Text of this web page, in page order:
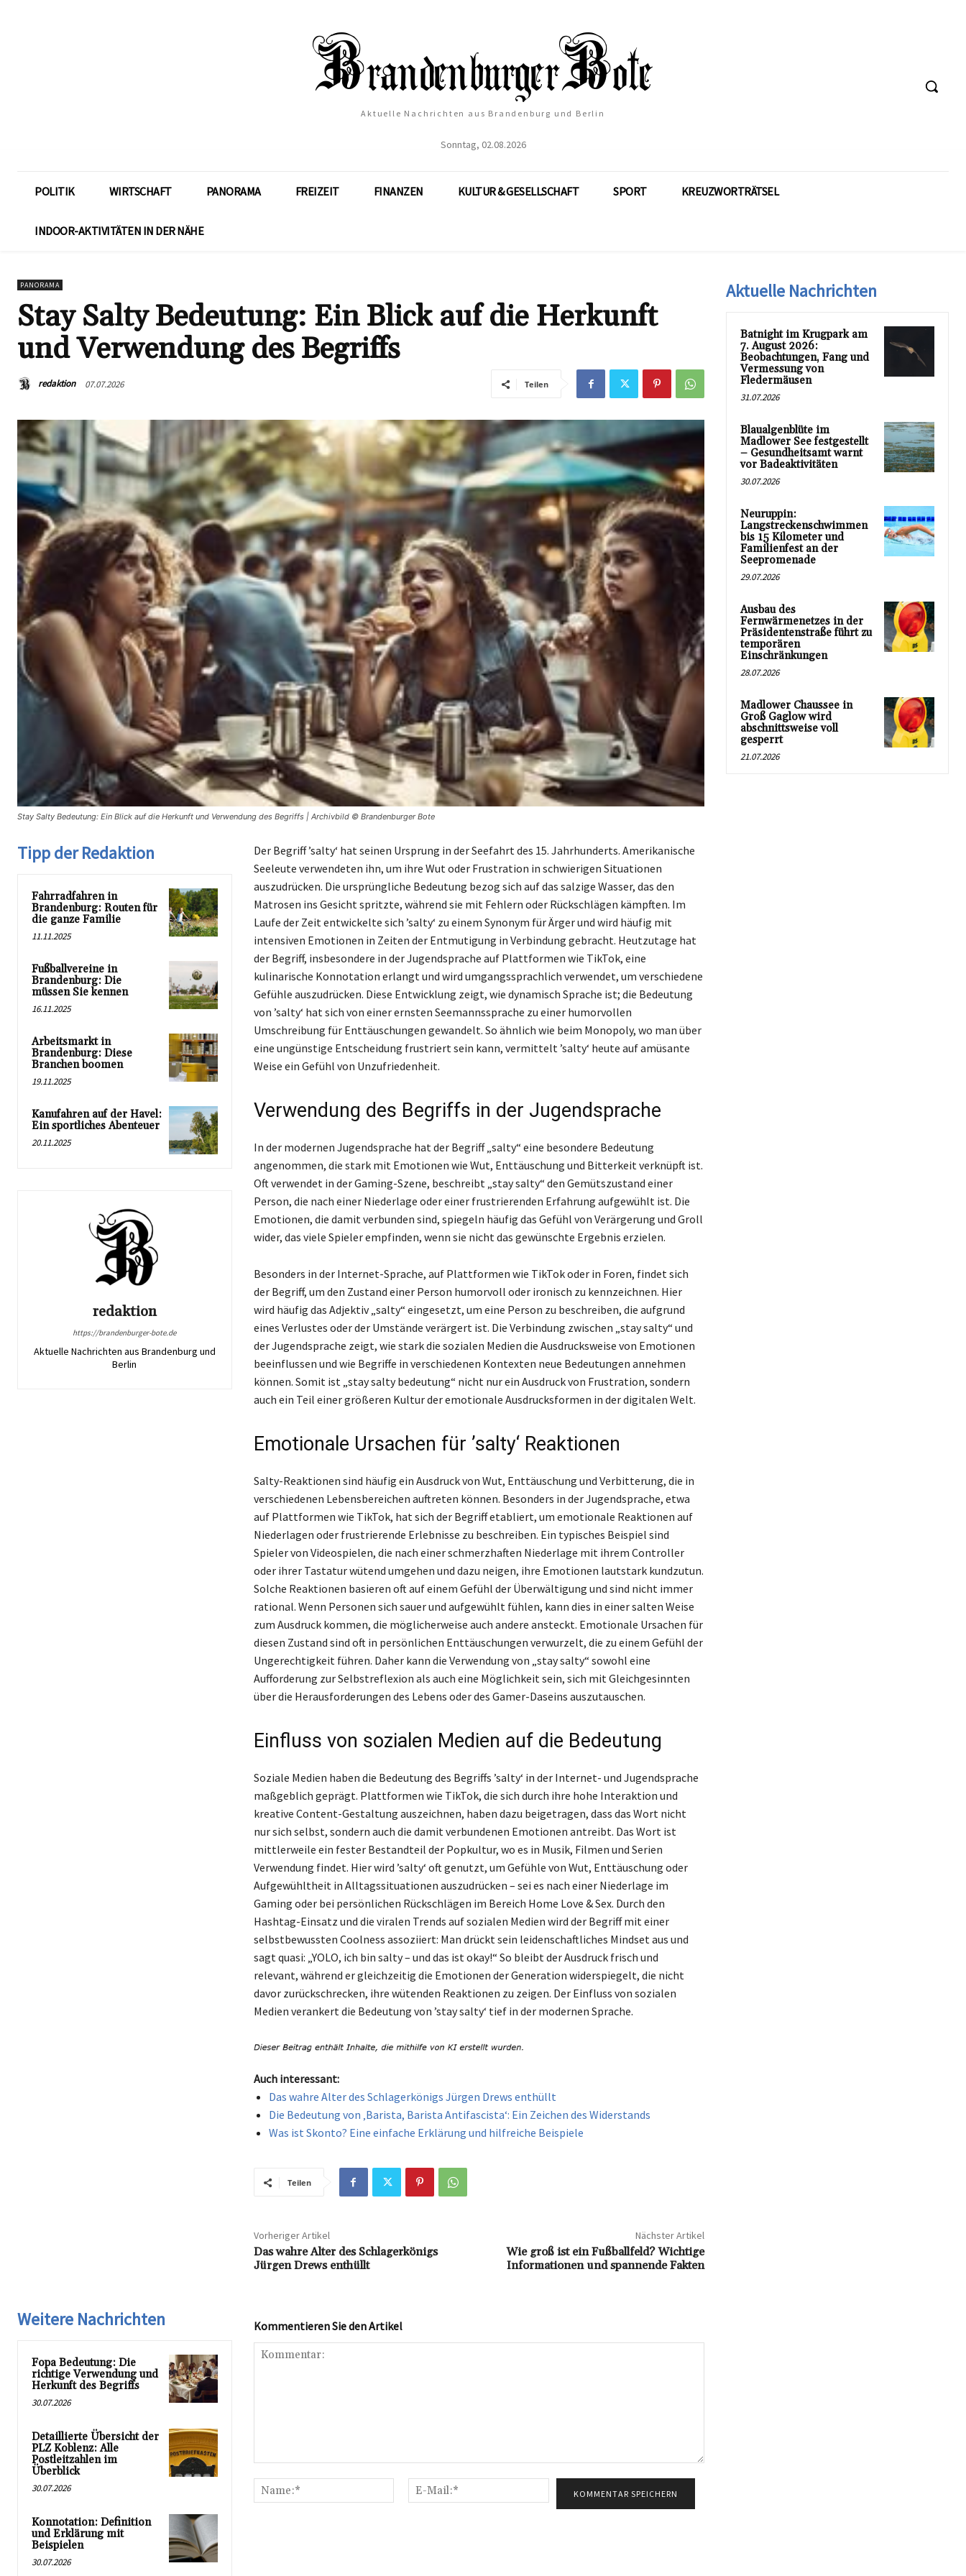
Aktuelle Nachrichten aus Brandenburg und Berlin
Sonntag, 02.08.2026
POLITIK WIRTSCHAFT PANORAMA FREIZEIT FINANZEN KULTUR & GESELLSCHAFT SPORT KREUZWORTRÄTSEL
INDOOR-AKTIVITÄTEN IN DER NÄHE
PANORAMA
Stay Salty Bedeutung: Ein Blick auf die Herkunft
und Verwendung des Begriffs
redaktion 07.07.2026 Teilen
Stay Salty Bedeutung: Ein Blick auf die Herkunft und Verwendung des Begriffs | Archivbild © Brandenburger Bote
Tipp der Redaktion
Fahrradfahren in
Brandenburg: Routen für
die ganze Familie
11.11.2025
Fußballvereine in
Brandenburg: Die
müssen Sie kennen
16.11.2025
Arbeitsmarkt in
Brandenburg: Diese
Branchen boomen
19.11.2025
Kanufahren auf der Havel:
Ein sportliches Abenteuer
20.11.2025
redaktion
https://brandenburger-bote.de
Aktuelle Nachrichten aus Brandenburg und
Berlin
Der Begriff ’salty‘ hat seinen Ursprung in der Seefahrt des 15. Jahrhunderts. Amerikanische
Seeleute verwendeten ihn, um ihre Wut oder Frustration in schwierigen Situationen
auszudrücken. Die ursprüngliche Bedeutung bezog sich auf das salzige Wasser, das den
Matrosen ins Gesicht spritzte, während sie mit Fehlern oder Rückschlägen kämpften. Im
Laufe der Zeit entwickelte sich ’salty‘ zu einem Synonym für Ärger und wird häufig mit
intensiven Emotionen in Zeiten der Entmutigung in Verbindung gebracht. Heutzutage hat
der Begriff, insbesondere in der Jugendsprache auf Plattformen wie TikTok, eine
kulinarische Konnotation erlangt und wird umgangssprachlich verwendet, um verschiedene
Gefühle auszudrücken. Diese Entwicklung zeigt, wie dynamisch Sprache ist; die Bedeutung
von ’salty‘ hat sich von einer ernsten Seemannssprache zu einer humorvollen
Umschreibung für Enttäuschungen gewandelt. So ähnlich wie beim Monopoly, wo man über
eine ungünstige Entscheidung frustriert sein kann, vermittelt ’salty‘ heute auf amüsante
Weise ein Gefühl von Unzufriedenheit.
Verwendung des Begriffs in der Jugendsprache
In der modernen Jugendsprache hat der Begriff „salty“ eine besondere Bedeutung
angenommen, die stark mit Emotionen wie Wut, Enttäuschung und Bitterkeit verknüpft ist.
Oft verwendet in der Gaming-Szene, beschreibt „stay salty“ den Gemütszustand einer
Person, die nach einer Niederlage oder einer frustrierenden Erfahrung aufgewühlt ist. Die
Emotionen, die damit verbunden sind, spiegeln häufig das Gefühl von Verärgerung und Groll
wider, das viele Spieler empfinden, wenn sie nicht das gewünschte Ergebnis erzielen.
Besonders in der Internet-Sprache, auf Plattformen wie TikTok oder in Foren, findet sich
der Begriff, um den Zustand einer Person humorvoll oder ironisch zu kennzeichnen. Hier
wird häufig das Adjektiv „salty“ eingesetzt, um eine Person zu beschreiben, die aufgrund
eines Verlustes oder der Umstände verärgert ist. Die Verbindung zwischen „stay salty“ und
der Jugendsprache zeigt, wie stark die sozialen Medien die Ausdrucksweise von Emotionen
beeinflussen und wie Begriffe in verschiedenen Kontexten neue Bedeutungen annehmen
können. Somit ist „stay salty bedeutung“ nicht nur ein Ausdruck von Frustration, sondern
auch ein Teil einer größeren Kultur der emotionale Ausdrucksformen in der digitalen Welt.
Emotionale Ursachen für ’salty‘ Reaktionen
Salty-Reaktionen sind häufig ein Ausdruck von Wut, Enttäuschung und Verbitterung, die in
verschiedenen Lebensbereichen auftreten können. Besonders in der Jugendsprache, etwa
auf Plattformen wie TikTok, hat sich der Begriff etabliert, um emotionale Reaktionen auf
Niederlagen oder frustrierende Erlebnisse zu beschreiben. Ein typisches Beispiel sind
Spieler von Videospielen, die nach einer schmerzhaften Niederlage mit ihrem Controller
oder ihrer Tastatur wütend umgehen und dazu neigen, ihre Emotionen lautstark kundzutun.
Solche Reaktionen basieren oft auf einem Gefühl der Überwältigung und sind nicht immer
rational. Wenn Personen sich sauer und aufgewühlt fühlen, kann dies in einer salten Weise
zum Ausdruck kommen, die möglicherweise auch andere ansteckt. Emotionale Ursachen für
diesen Zustand sind oft in persönlichen Enttäuschungen verwurzelt, die zu einem Gefühl der
Ungerechtigkeit führen. Daher kann die Verwendung von „stay salty“ sowohl eine
Aufforderung zur Selbstreflexion als auch eine Möglichkeit sein, sich mit Gleichgesinnten
über die Herausforderungen des Lebens oder des Gamer-Daseins auszutauschen.
Einfluss von sozialen Medien auf die Bedeutung
Soziale Medien haben die Bedeutung des Begriffs ’salty‘ in der Internet- und Jugendsprache
maßgeblich geprägt. Plattformen wie TikTok, die sich durch ihre hohe Interaktion und
kreative Content-Gestaltung auszeichnen, haben dazu beigetragen, dass das Wort nicht
nur sich selbst, sondern auch die damit verbundenen Emotionen antreibt. Das Wort ist
mittlerweile ein fester Bestandteil der Popkultur, wo es in Musik, Filmen und Serien
Verwendung findet. Hier wird ’salty‘ oft genutzt, um Gefühle von Wut, Enttäuschung oder
Aufgewühltheit in Alltagssituationen auszudrücken – sei es nach einer Niederlage im
Gaming oder bei persönlichen Rückschlägen im Bereich Home Love & Sex. Durch den
Hashtag-Einsatz und die viralen Trends auf sozialen Medien wird der Begriff mit einer
selbstbewussten Coolness assoziiert: Man drückt sein leidenschaftliches Mindset aus und
sagt quasi: „YOLO, ich bin salty – und das ist okay!“ So bleibt der Ausdruck frisch und
relevant, während er gleichzeitig die Emotionen der Generation widerspiegelt, die nicht
davor zurückschrecken, ihre wütenden Reaktionen zu zeigen. Der Einfluss von sozialen
Medien verankert die Bedeutung von ’stay salty‘ tief in der modernen Sprache.
Auch interessant:
Das wahre Alter des Schlagerkönigs Jürgen Drews enthüllt
Die Bedeutung von ‚Barista, Barista Antifascista‘: Ein Zeichen des Widerstands
Was ist Skonto? Eine einfache Erklärung und hilfreiche Beispiele
Teilen
Vorheriger Artikel
Das wahre Alter des Schlagerkönigs
Jürgen Drews enthüllt
Nächster Artikel
Wie groß ist ein Fußballfeld? Wichtige
Informationen und spannende Fakten
Weitere Nachrichten
Fopa Bedeutung: Die
richtige Verwendung und
Herkunft des Begriffs
30.07.2026
Detaillierte Übersicht der
PLZ Koblenz: Alle
Postleitzahlen im
Überblick
30.07.2026
Konnotation: Definition
und Erklärung mit
Beispielen
30.07.2026
Kommentieren Sie den Artikel
Name:*
Mail:*
Aktuelle Nachrichten
Batnight im Krugpark am
7. August 2026:
Beobachtungen, Fang und
Vermessung von
Fledermäusen
31.07.2026
Blaualgenblüte im
Madlower See festgestellt
– Gesundheitsamt warnt
vor Badeaktivitäten
30.07.2026
Neuruppin:
Langstreckenschwimmen
bis 15 Kilometer und
Familienfest an der
Seepromenade
29.07.2026
Ausbau des
Fernwärmenetzes in der
Präsidentenstraße führt zu
temporären
Einschränkungen
28.07.2026
Madlower Chaussee in
Groß Gaglow wird
abschnittsweise voll
gesperrt
21.07.2026